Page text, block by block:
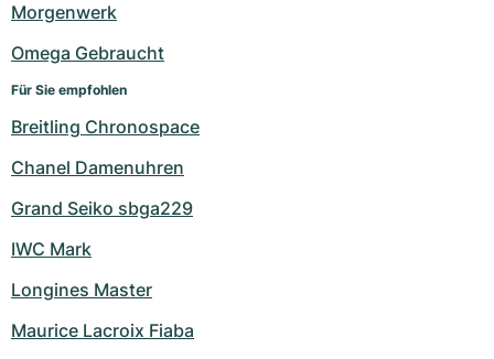
Morgenwerk
Omega Gebraucht
Für Sie empfohlen
Breitling Chronospace
Chanel Damenuhren
Grand Seiko sbga229
IWC Mark
Longines Master
Maurice Lacroix Fiaba